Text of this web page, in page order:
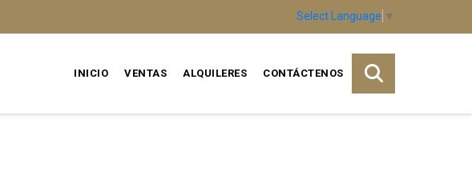
Select Language ▼
INICIO VENTAS ALQUILERES CONTÁCTENOS